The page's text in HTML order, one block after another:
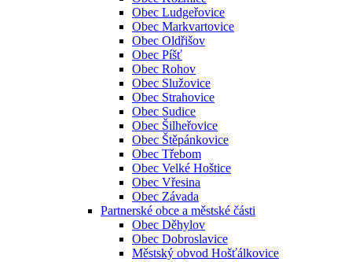
Obec Ludgeřovice
Obec Markvartovice
Obec Oldřišov
Obec Píšť
Obec Rohov
Obec Služovice
Obec Strahovice
Obec Sudice
Obec Šilheřovice
Obec Štěpánkovice
Obec Třebom
Obec Velké Hoštice
Obec Vřesina
Obec Závada
Partnerské obce a městské části
Obec Děhylov
Obec Dobroslavice
Městský obvod Hošťálkovice